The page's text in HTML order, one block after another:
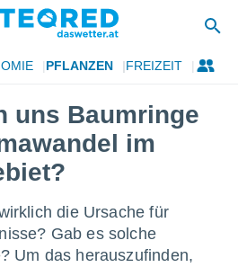
PFLANZEN FREIZEIT
uns Baumringe
im
die Ursache für
Gab es solche
Um das herauszufinden,